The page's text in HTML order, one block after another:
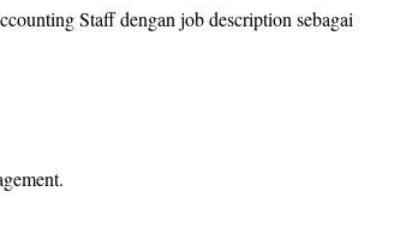
Staff dengan job description sebagai